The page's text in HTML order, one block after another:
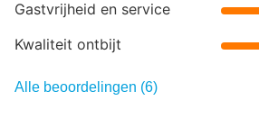
Gastvrijheid en service
Kwaliteit ontbijt
Alle beoordelingen (6)